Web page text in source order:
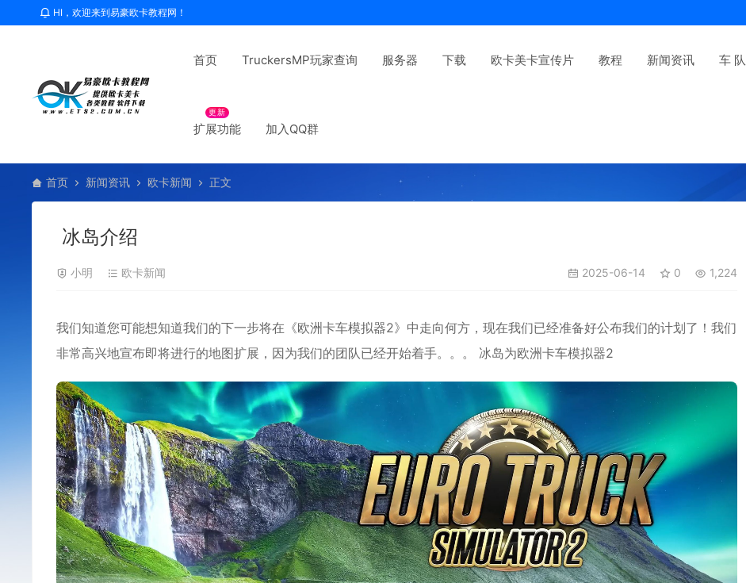
HI，欢迎来到易豪欧卡教程网！
首页 TruckersMP玩家查询 服务器 下载 欧卡美卡宣传片 教程 新闻资讯 车 队
扩展功能
更新
加入QQ群
首页 新闻资讯 欧卡新闻 正文
冰岛介绍
小明 欧卡新闻 2025-06-14 0 1,224
我们知道您可能想知道我们的下一步将在《欧洲卡车模拟器2》中走向何方，现在我们已经准备好公布我们的计划了！我们
非常高兴地宣布即将进行的地图扩展，因为我们的团队已经开始着手。。。 冰岛为欧洲卡车模拟器2